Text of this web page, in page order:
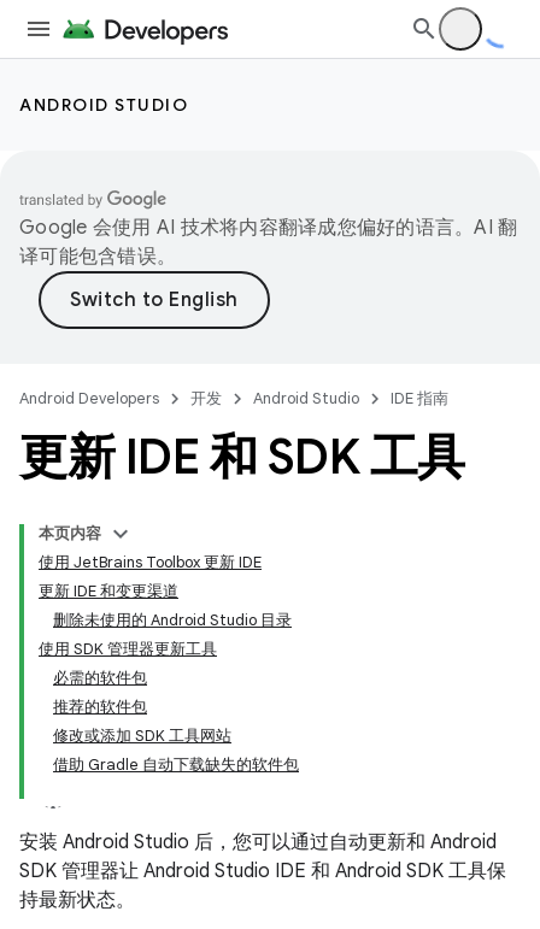
ANDROID STUDIO
Google 会使用 AI 技术将内容翻译成您偏好的语言。AI 翻
译可能包含错误。
Android Developers 开发 Android Studio IDE 指南
更新 IDE 和 SDK 工具
本页内容
使用 JetBrains Toolbox 更新 IDE
更新 IDE 和变更渠道
删除未使用的 Android Studio 目录
使用 SDK 管理器更新工具
必需的软件包
推荐的软件包
修改或添加 SDK 工具网站
借助 Gradle 自动下载缺失的软件包
安装 Android Studio 后，您可以通过自动更新和 Android
SDK 管理器让 Android Studio IDE 和 Android SDK 工具保
持最新状态。